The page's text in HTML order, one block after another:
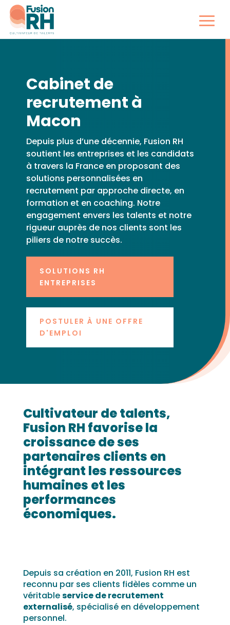
Cabinet de
recrutement à
Macon
Depuis plus d’une décennie, Fusion RH
soutient les entreprises et les candidats
à travers la France en proposant des
solutions personnalisées en
recrutement par approche directe, en
formation et en coaching. Notre
engagement envers les talents et notre
rigueur auprès de nos clients sont les
piliers de notre succès.
SOLUTIONS RH
ENTREPRISES
POSTULER À UNE OFFRE
D'EMPLOI
Cultivateur de talents,
Fusion RH favorise la
croissance de ses
partenaires clients en
intégrant les ressources
humaines et les
performances
économiques.
Depuis sa création en 2011, Fusion RH est
reconnu par ses clients fidèles comme un
véritableservice de recrutement
externalisé, spécialisé en développement
personnel.